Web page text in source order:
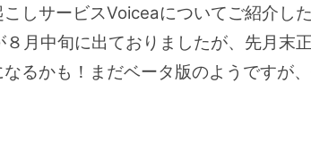
しサービスVoiceaについてご紹介し
月中旬に出ておりましたが、先月末
るかも！まだベータ版のようですが